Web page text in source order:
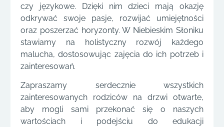
czy językowe. Dzięki nim dzieci mają okazję
odkrywać swoje pasje, rozwijać umiejętności
oraz poszerzać horyzonty. W Niebieskim Słoniku
stawiamy na holistyczny rozwój każdego
malucha, dostosowując zajęcia do ich potrzeb i
zainteresowań.
Zapraszamy serdecznie wszystkich
zainteresowanych rodziców na drzwi otwarte,
aby mogli sami przekonać się o naszych
wartościach i podejściu do edukacji